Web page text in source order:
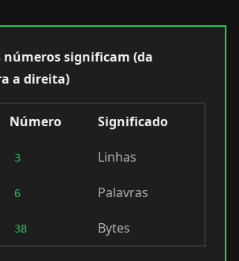
números significam (da
a direita)
Número Significado
3 Linhas
6 Palavras
38 Bytes